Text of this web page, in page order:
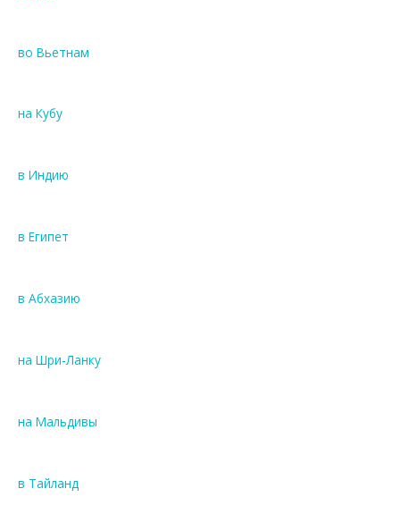
во Вьетнам
на Кубу
в Индию
в Египет
в Абхазию
на Шри-Ланку
на Мальдивы
в Тайланд